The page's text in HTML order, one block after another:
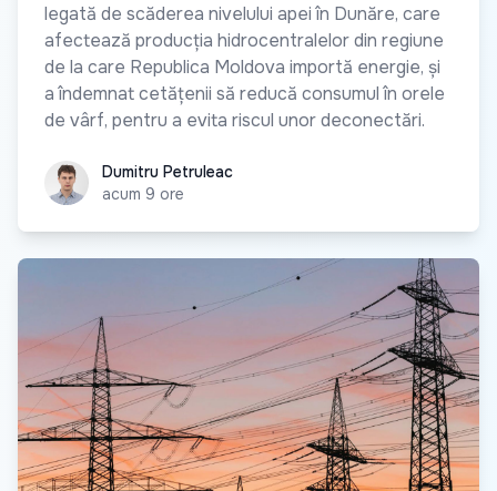
legată de scăderea nivelului apei în Dunăre, care
afectează producția hidrocentralelor din regiune
de la care Republica Moldova importă energie, și
a îndemnat cetățenii să reducă consumul în orele
de vârf, pentru a evita riscul unor deconectări.
Dumitru Petruleac
Dumitru Petruleac
acum 9 ore